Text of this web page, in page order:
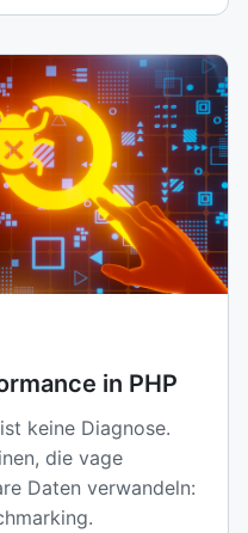
in PHP
keine Diagnose.
die vage
Daten verwandeln: